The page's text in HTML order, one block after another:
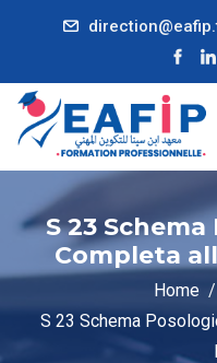
S 23
Completa
Home
S 23 Schema